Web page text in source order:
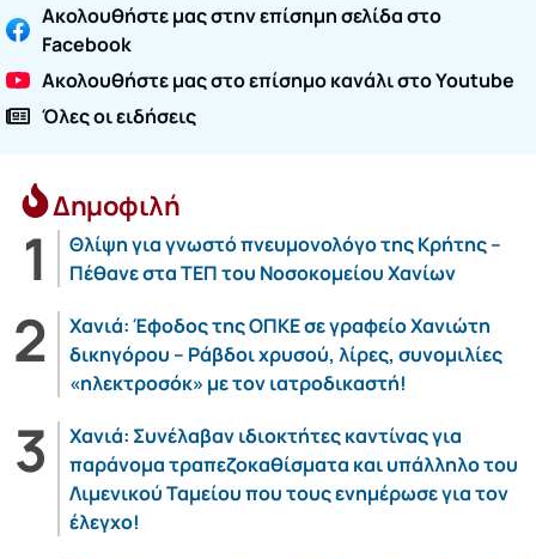
Ακολουθήστε μας στην επίσημη σελίδα στο
Facebook
Ακολουθήστε μας στο επίσημο κανάλι στο Youtube
Όλες οι ειδήσεις
Δημοφιλή
Θλίψη για γνωστό πνευμονολόγο της Κρήτης –
Πέθανε στα ΤΕΠ του Νοσοκομείου Χανίων
Χανιά: Έφοδος της ΟΠΚΕ σε γραφείο Χανιώτη
δικηγόρου – Ράβδοι χρυσού, λίρες, συνομιλίες
«ηλεκτροσόκ» με τον ιατροδικαστή!
Χανιά: Συνέλαβαν ιδιοκτήτες καντίνας για
παράνομα τραπεζοκαθίσματα και υπάλληλο του
Λιμενικού Ταμείου που τους ενημέρωσε για τον
έλεγχο!